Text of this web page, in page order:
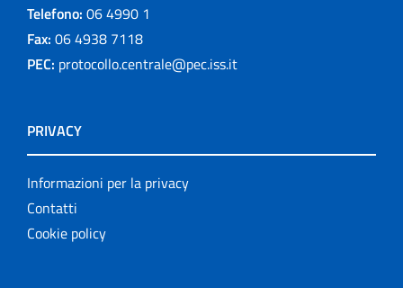
Telefono: 06 4990 1
Fax: 06 4938 7118
PEC: protocollo.centrale@pec.iss.it
PRIVACY
Informazioni per la privacy
Contatti
Cookie policy